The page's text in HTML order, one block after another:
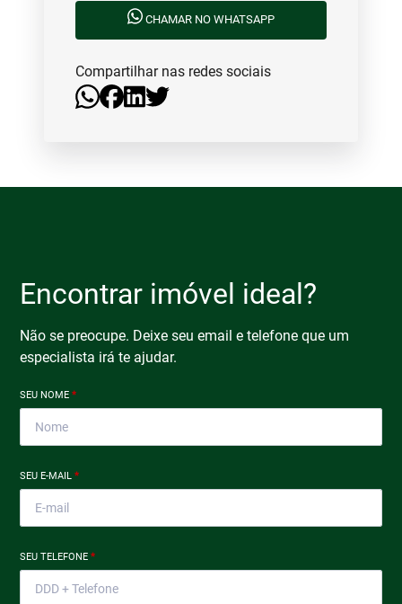
CHAMAR NO WHATSAPP
Compartilhar nas redes sociais
Encontrar imóvel ideal?
Não se preocupe. Deixe seu email e telefone que um
especialista irá te ajudar.
SEU NOME*
SEU E-MAIL*
SEU TELEFONE*